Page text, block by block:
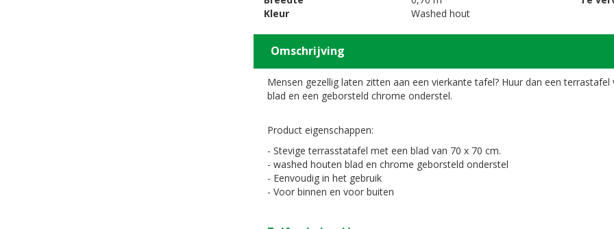
Kleur
Washed hout
Omschrijving
Mensen gezellig laten zitten aan een vierkante tafel? Huur dan een
blad en een geborsteld chrome onderstel.
Product eigenschappen:
- Stevige terrasstatafel met een blad van 70 x 70 cm.
- washed houten blad en chrome geborsteld onderstel
- Eenvoudig in het gebruik
- Voor binnen en voor buiten